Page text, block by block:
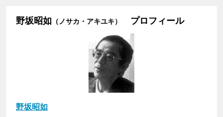
野坂昭如 （ノサカ・アキユキ） プロフィール
野坂昭如